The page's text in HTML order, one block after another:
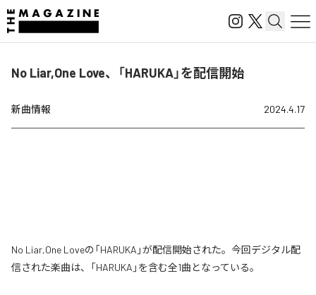
No Liar,One Love、「HARUKA」を配信開始
新曲情報 2024.4.17
No Liar,One Loveの「HARUKA」が配信開始された。今回デジタル配
信された楽曲は、「HARUKA」を含む全1曲となっている。